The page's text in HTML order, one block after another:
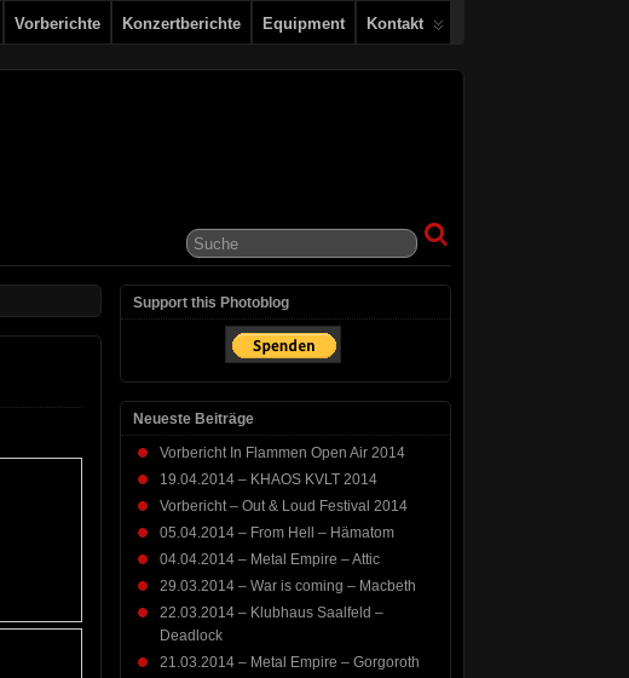
Vorberichte Konzertberichte Equipment Kontakt
Support this Photoblog
Neueste Beiträge
Vorbericht In Flammen Open Air 2014
19.04.2014 – KHAOS KVLT 2014
Vorbericht – Out & Loud Festival 2014
05.04.2014 – From Hell – Hämatom
04.04.2014 – Metal Empire – Attic
29.03.2014 – War is coming – Macbeth
22.03.2014 – Klubhaus Saalfeld –
Deadlock
21.03.2014 – Metal Empire – Gorgoroth